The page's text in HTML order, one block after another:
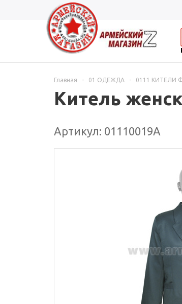
Главная - 01 ОДЕЖДА - 0111 КИТЕЛИ
Китель
Артикул: 01110019А